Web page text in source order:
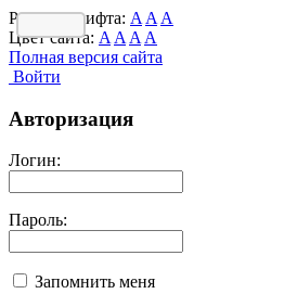
Размер шрифта: A A A
Цвет сайта: A A A A
Полная версия сайта
Войти
Авторизация
Логин:
Пароль:
Запомнить меня